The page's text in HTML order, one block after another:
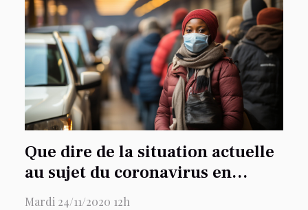
Que dire de la situation actuelle
au sujet du coronavirus en
Afrique du Sud
Mardi 24/11/2020 12h